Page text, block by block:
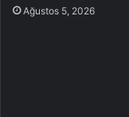
Ağustos 5, 2026